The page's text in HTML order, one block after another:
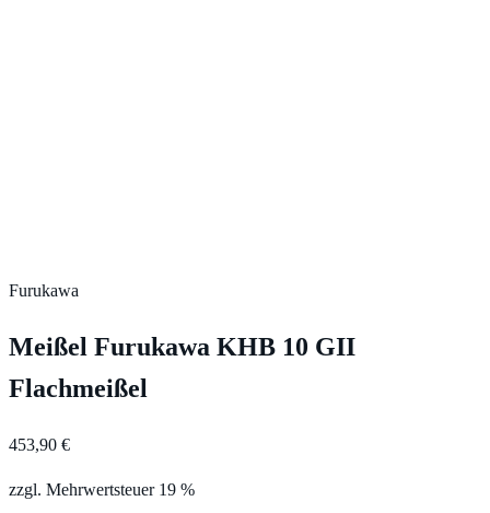
Furukawa
Meißel Furukawa KHB 10 GII
Flachmeißel
453,90 €
zzgl. Mehrwertsteuer 19 %